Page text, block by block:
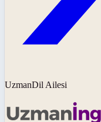
UzmanDil Ailesi